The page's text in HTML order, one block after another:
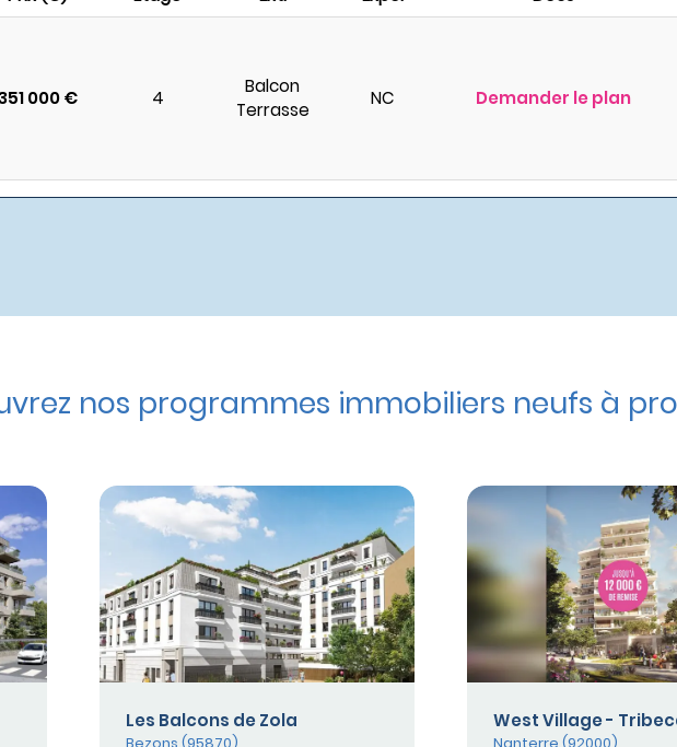
000 € 4
Balcon
Terrasse
NC Demander le plan
nos programmes immobiliers neufs à
Les Balcons de Zola West Village -